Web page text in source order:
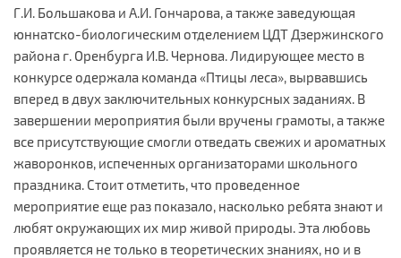
Г.И. Большакова и А.И. Гончарова, а также заведующая
юннатско-биологическим отделением ЦДТ Дзержинского
района г. Оренбурга И.В. Чернова. Лидирующее место в
конкурсе одержала команда «Птицы леса», вырвавшись
вперед в двух заключительных конкурсных заданиях. В
завершении мероприятия были вручены грамоты, а также
все присутствующие смогли отведать свежих и ароматных
жаворонков, испеченных организаторами школьного
праздника. Стоит отметить, что проведенное
мероприятие еще раз показало, насколько ребята знают и
любят окружающих их мир живой природы. Эта любовь
проявляется не только в теоретических знаниях, но и в